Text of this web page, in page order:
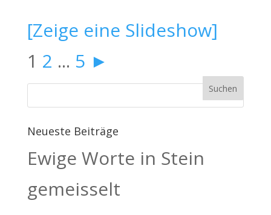
[Zeige eine Slideshow]
1 2 ... 5 ►
Neueste Beiträge
Ewige Worte in Stein
gemeisselt